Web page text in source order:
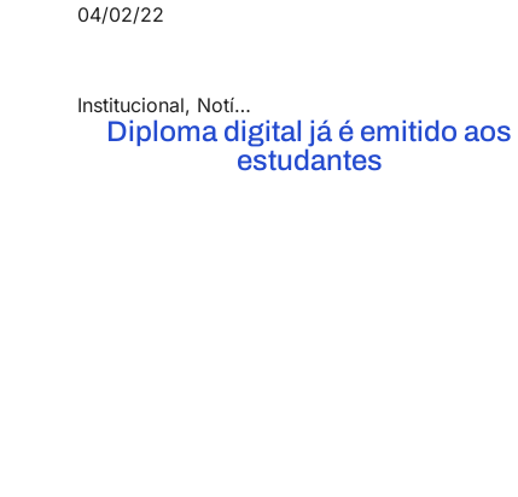
04/02/22
Institucional, Notícias
Diploma digital já é emitido aos
estudantes